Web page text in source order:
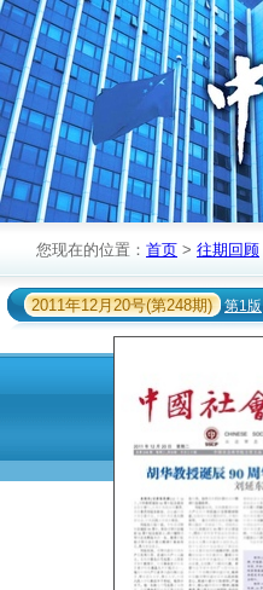
您现在的位置： 首页 > 往期回顾
2011年12月20号(第248期) 第1版